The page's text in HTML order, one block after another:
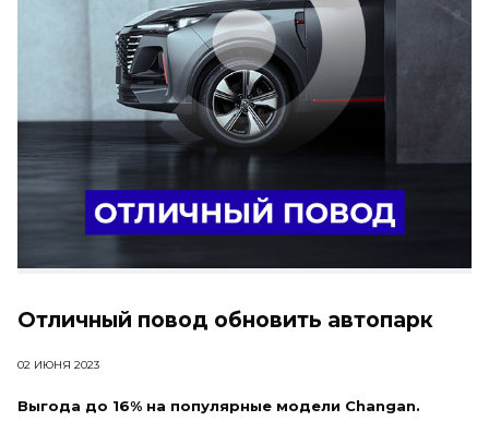
Отличный повод обновить автопарк
02 ИЮНЯ 2023
Выгода до 16% на популярные модели Changan.